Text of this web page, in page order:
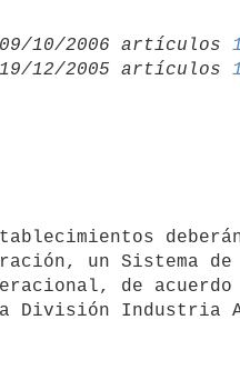
10/2006 artículos 1
19/12/2005 artículos
1
un Sistema de
de